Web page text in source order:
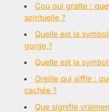
Cou qui gratte :
spirituelle ?
Quelle est la
gorge ?
Quelle est la
Oreille qui siffle :
cachée ?
Que signifie